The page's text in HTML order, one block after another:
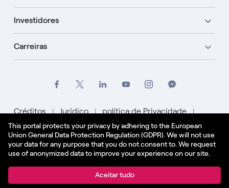
This portal protects your privacy by adhering to the European
Union General Data Protection Regulation (GDPR). We will not use
your data for any purpose that you do not consent to. We request
use of anonymized data to improve your experience on our site.
Aceitar tudo
Investidores
Carreiras
Créditos Jurídico
política de Privacidade
Política de Cookies
Português
© Enel Spa Todos os direitos reservados Enel Spa